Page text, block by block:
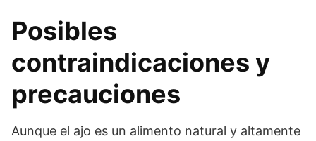
Posibles
contraindicaciones y
precauciones
Aunque el ajo es un alimento natural y altamente